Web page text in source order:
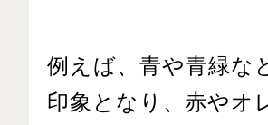
例えば、青や青緑な
印象となり、赤やオ